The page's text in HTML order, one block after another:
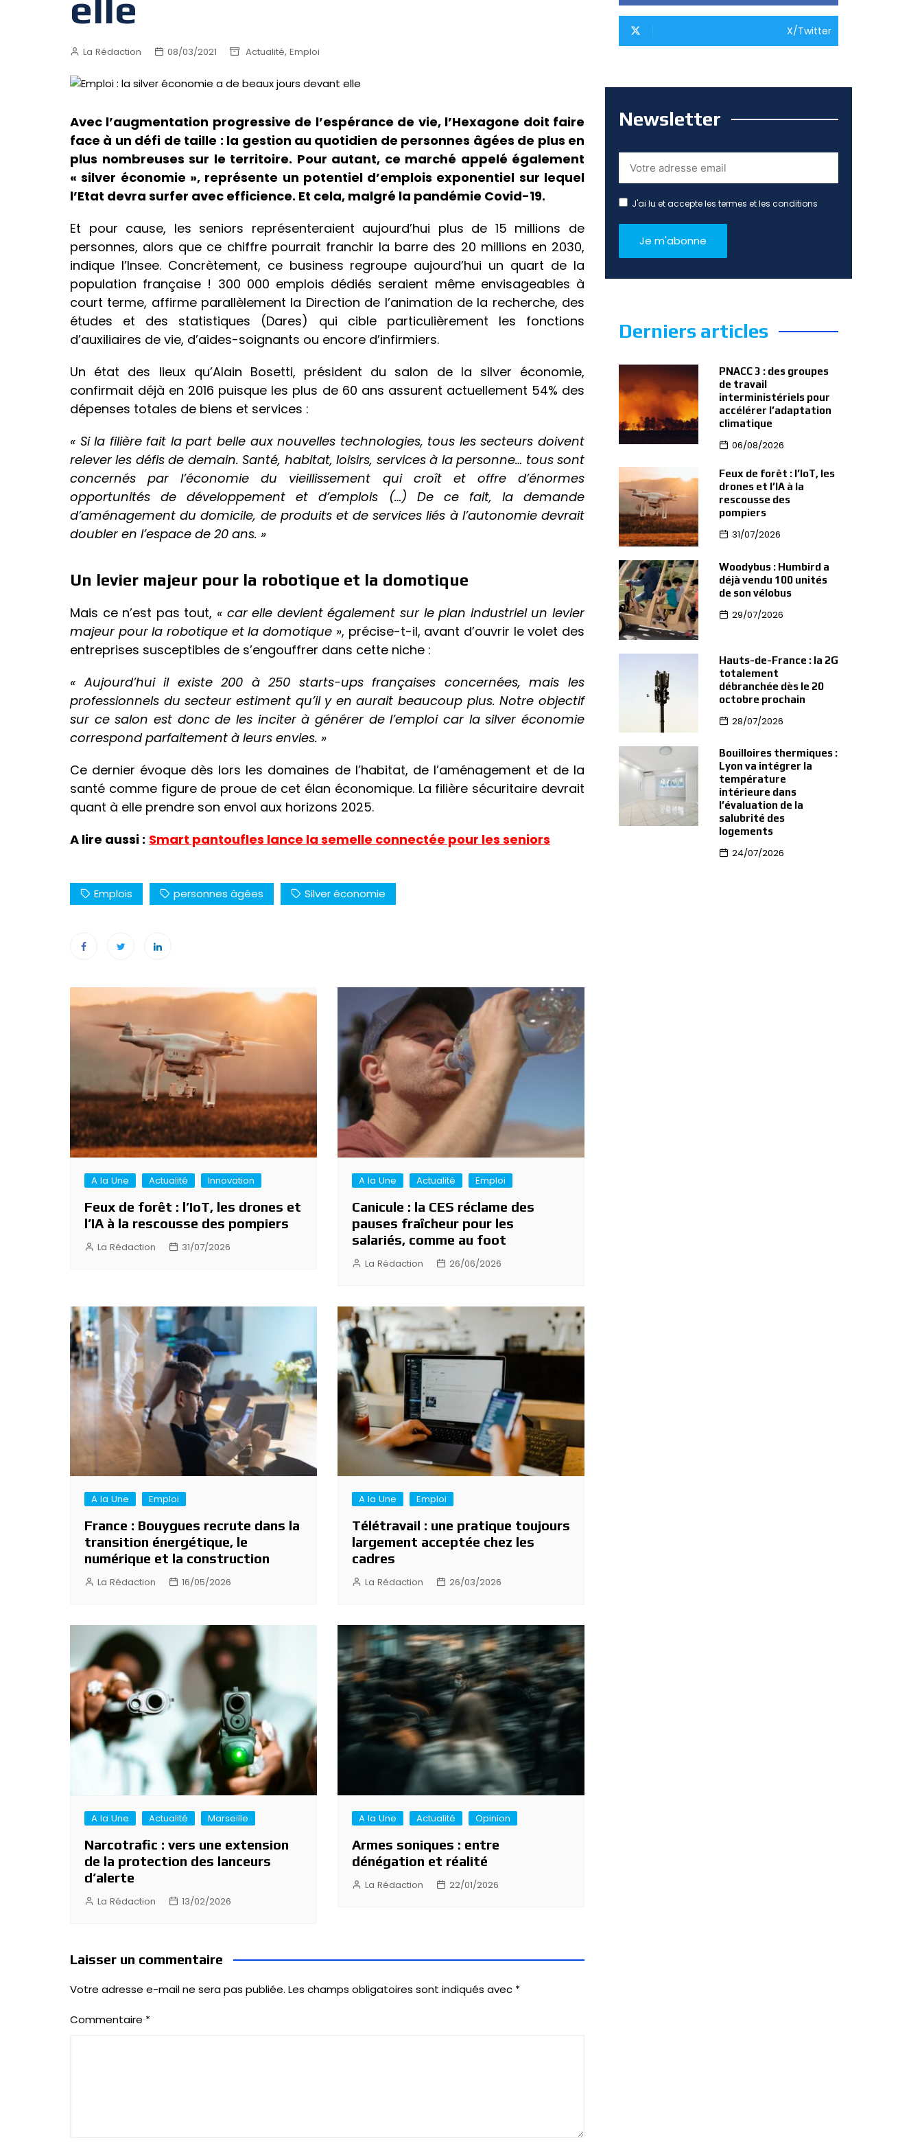
La Rédaction 08/03/2021 Actualité, Emploi
Avec l’augmentation progressive de l’espérance de vie, l’Hexagone doit faire
face à un défi de taille : la gestion au quotidien de personnes âgées de plus en
plus nombreuses sur le territoire. Pour autant, ce marché appelé également
« silver économie », représente un potentiel d’emplois exponentiel sur lequel
l’Etat devra surfer avec efficience. Et cela, malgré la pandémie Covid-19.
Et pour cause, les seniors représenteraient aujourd’hui plus de 15 millions de
personnes, alors que ce chiffre pourrait franchir la barre des 20 millions en 2030,
indique l’Insee. Concrètement, ce business regroupe aujourd’hui un quart de la
population française ! 300 000 emplois dédiés seraient même envisageables à
court terme, affirme parallèlement la Direction de l’animation de la recherche, des
études et des statistiques (Dares) qui cible particulièrement les fonctions
d’auxiliaires de vie, d’aides-soignants ou encore d’infirmiers.
Un état des lieux qu’Alain Bosetti, président du salon de la silver économie,
confirmait déjà en 2016 puisque les plus de 60 ans assurent actuellement 54% des
dépenses totales de biens et services :
« Si la filière fait la part belle aux nouvelles technologies, tous les secteurs doivent
relever les défis de demain. Santé, habitat, loisirs, services à la personne… tous sont
concernés par l’économie du vieillissement qui croît et offre d’énormes
opportunités de développement et d’emplois (…) De ce fait, la demande
d’aménagement du domicile, de produits et de services liés à l’autonomie devrait
doubler en l’espace de 20 ans. »
Un levier majeur pour la robotique et la domotique
Mais ce n’est pas tout, « car elle devient également sur le plan industriel un levier
majeur pour la robotique et la domotique », précise-t-il, avant d’ouvrir le volet des
entreprises susceptibles de s’engouffrer dans cette niche :
« Aujourd’hui il existe 200 à 250 starts-ups françaises concernées, mais les
professionnels du secteur estiment qu’il y en aurait beaucoup plus. Notre objectif
sur ce salon est donc de les inciter à générer de l’emploi car la silver économie
correspond parfaitement à leurs envies. »
Ce dernier évoque dès lors les domaines de l’habitat, de l’aménagement et de la
santé comme figure de proue de cet élan économique. La filière sécuritaire devrait
quant à elle prendre son envol aux horizons 2025.
A lire aussi : Smart pantoufles lance la semelle connectée pour les seniors
Emplois personnes âgées Silver économie
Navigation
l’article
A la Une Actualité Innovation
Feux de forêt : l’IoT, les drones et
l’IA à la rescousse des pompiers
La Rédaction 31/07/2026
A la Une Actualité Emploi
Canicule : la CES réclame des
pauses fraîcheur pour les
salariés, comme au foot
La Rédaction 26/06/2026
A la Une Emploi
France : Bouygues recrute dans la
transition énergétique, le
numérique et la construction
La Rédaction 16/05/2026
A la Une Emploi
Télétravail : une pratique toujours
largement acceptée chez les
cadres
La Rédaction 26/03/2026
A la Une Actualité Marseille
Narcotrafic : vers une extension
de la protection des lanceurs
d’alerte
La Rédaction 13/02/2026
A la Une Actualité Opinion
Armes soniques : entre
dénégation et réalité
La Rédaction 22/01/2026
Laisser un commentaire
Votre adresse e-mail ne sera pas publiée. Les champs obligatoires sont indiqués avec *
Commentaire *
X/Twitter
Newsletter
J'ai lu et accepte les termes et les conditions
Derniers articles
PNACC 3 : des groupes
de travail
interministériels pour
accélérer l’adaptation
climatique
06/08/2026
Feux de forêt : l’IoT, les
drones et l’IA à la
rescousse des
pompiers
31/07/2026
Woodybus : Humbird a
déjà vendu 100 unités
de son vélobus
29/07/2026
Hauts-de-France : la 2G
totalement
débranchée dès le 20
octobre prochain
28/07/2026
Bouilloires thermiques :
Lyon va intégrer la
température
intérieure dans
l’évaluation de la
salubrité des
logements
24/07/2026